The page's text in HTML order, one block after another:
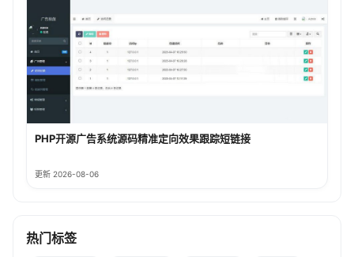
PHP开源广告系统源码精准定向效果跟踪短链接
更新 2026-08-06
热门标签